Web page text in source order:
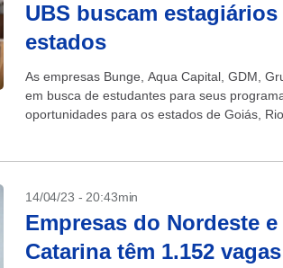
UBS buscam
estados
As empresas Bunge, Aqua Capital, GDM,
em busca de estudantes para seus
oportunidades para os estados de Goiás,
14/04/23 - 20:43min
Empresas do Nordeste
Catarina têm 1.152